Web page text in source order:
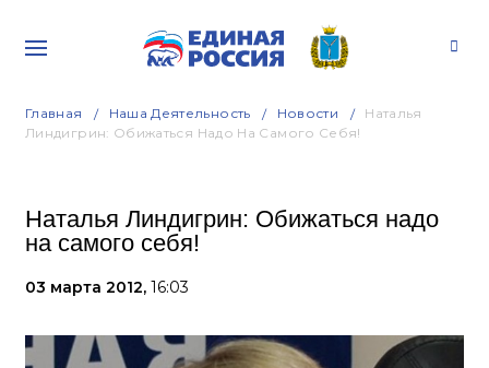
Главная Наша Деятельность Новости
Наталья
Линдигрин: Обижаться Надо На Самого Себя!
Наталья Линдигрин: Обижаться надо
на самого себя!
03 марта 2012, 16:03